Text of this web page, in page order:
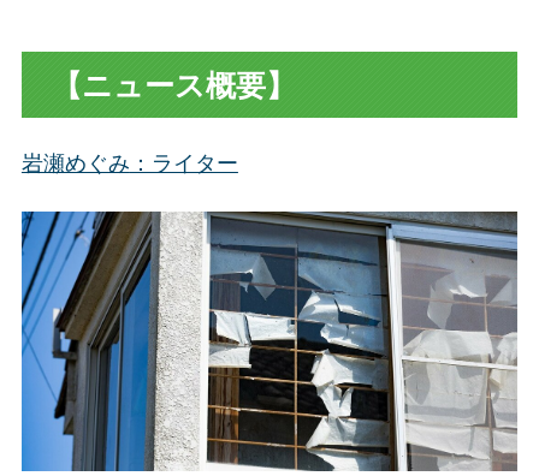
【ニュース概要】
岩瀬めぐみ ：ライター